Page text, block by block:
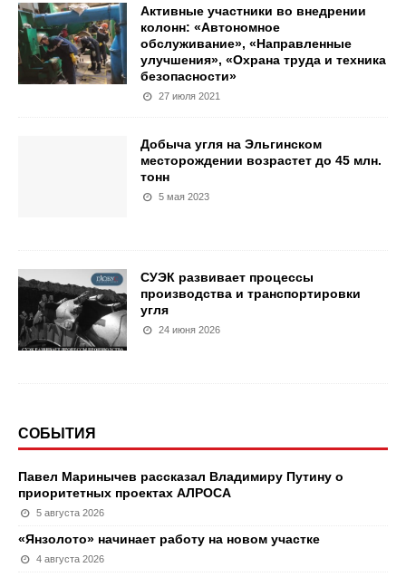
Активные участники во внедрении
колонн: «Автономное
обслуживание», «Направленные
улучшения», «Охрана труда и техника
безопасности»
27 июля 2021
Добыча угля на Эльгинском
месторождении возрастет до 45 млн.
тонн
5 мая 2023
СУЭК развивает процессы
производства и транспортировки
угля
24 июня 2026
СОБЫТИЯ
Павел Маринычев рассказал Владимиру Путину о
приоритетных проектах АЛРОСА
5 августа 2026
«Янзолото» начинает работу на новом участке
4 августа 2026